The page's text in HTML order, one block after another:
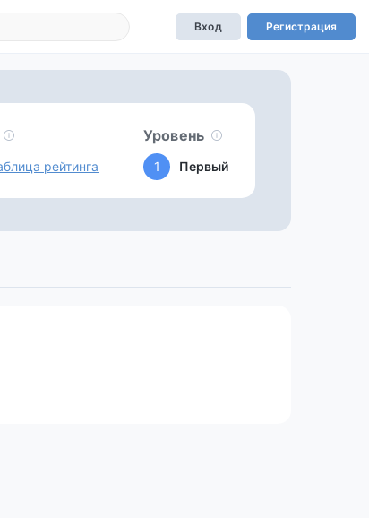
Вход Регистрация
рейтинга
Уровень
1 Первый